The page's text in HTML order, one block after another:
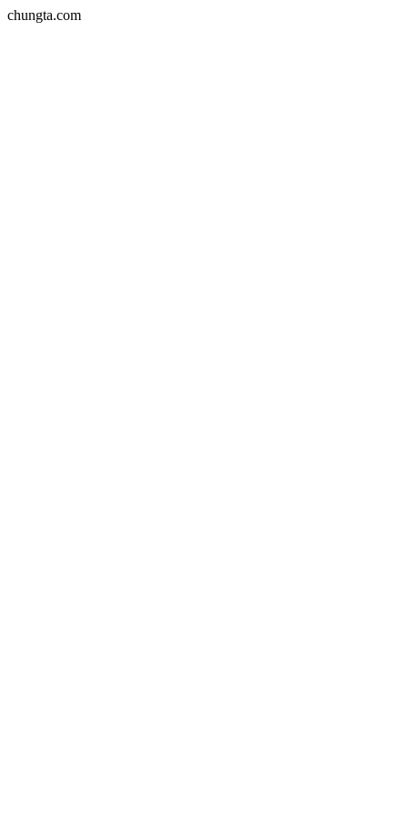
chungta.com